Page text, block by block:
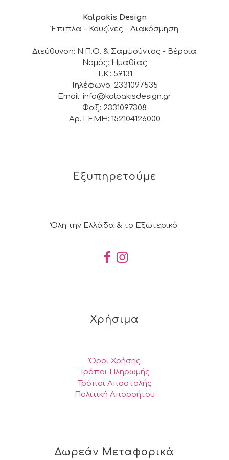
Kalpakis Design
Έπιπλα – Κουζίνες – Διακόσμηση
Διεύθυνση: Ν.Π.Ο. & Σαμψούντος - Βέροια
Νομός: Ημαθίας
Τ.Κ.: 59131
Τηλέφωνο: 2331097535
Email: info@kalpakisdesign.gr
Φαξ: 2331097308
Αρ. ΓΕΜΗ: 152104126000
Εξυπηρετούμε
Όλη την Ελλάδα & το Εξωτερικό.
Χρήσιμα
Όροι Χρήσης
Τρόποι Πληρωμής
Τρόποι Αποστολής
Πολιτική Απορρήτου
Δωρεάν Μεταφορικά